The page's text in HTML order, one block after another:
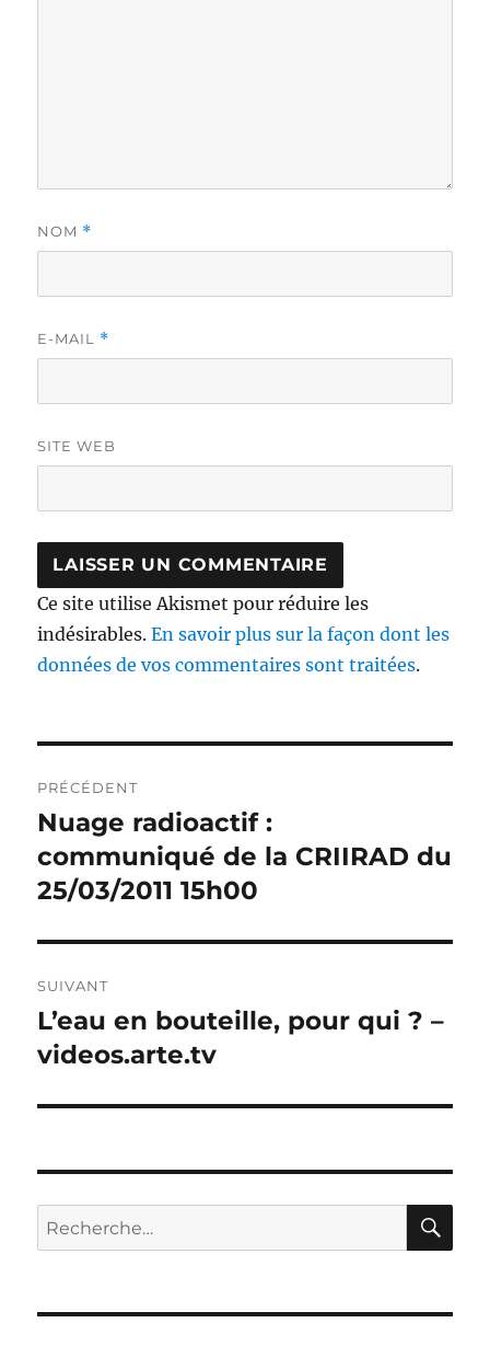
NOM *
E-MAIL *
SITE WEB
Ce site utilise Akismet pour réduire les
indésirables.En savoir plus sur la façon dont les
données de vos commentaires sont traitées.
de
l’article
PRÉCÉDENT
Publication
précédente :
Nuage radioactif :
communiqué de la CRIIRAD du
25/03/2011 15h00
SUIVANT
Publication
suivante :
L’eau en bouteille, pour qui ? –
videos.arte.tv
Recherche
pour :